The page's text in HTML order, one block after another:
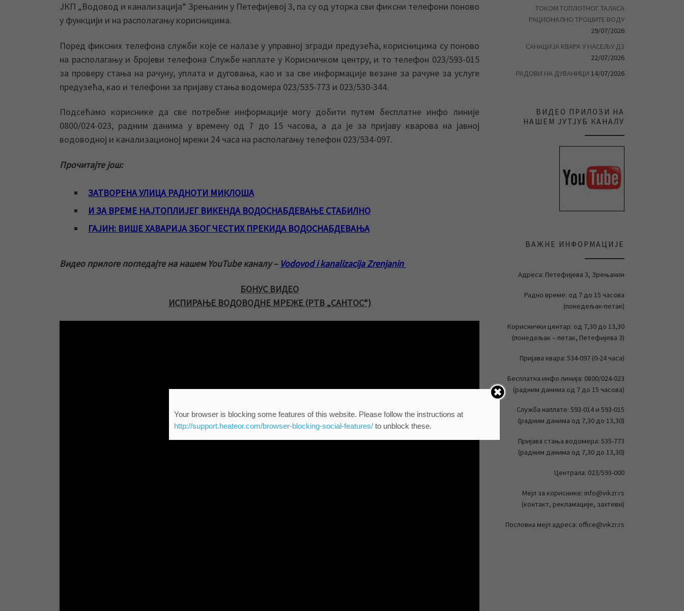
ЈКП „Водовод и канализација“ Зрењанин у Петефијевој 3, па су од уторка сви фиксни телефони поново
у функцији и на располагању корисницима.
Поред фиксних телефона служби које се налазе у управној згради предузећа, корисницима су поново
на располагању и бројеви телефона Службе наплате у Корисничком центру, и то телефон 023/593-015
за проверу стања на рачуну, уплата и дуговања, као и за све информације везане за рачуне за услуге
предузећа, као и телефони за пријаву стања водомера 023/535-773 и 023/530-344.
Подсећамо кориснике да све потребне информације могу добити путем бесплатне инфо линије
0800/024-023, радним данима у времену од 7 до 15 часова, а да је за пријаву кварова на јавној
водоводној и канализационој мрежи 24 часа на располагању телефон 023/534-097.
Прочитајте још:
ЗАТВОРЕНА УЛИЦА РАДНОТИ МИКЛОША
И ЗА ВРЕМЕ НАЈТОПЛИЈЕГ ВИКЕНДА ВОДОСНАБДЕВАЊЕ СТАБИЛНО
ГАЈИН: ВИШЕ ХАВАРИЈА ЗБОГ ЧЕСТИХ ПРЕКИДА ВОДОСНАБДЕВАЊА
Видео прилоге погледајте на нашем YouTube каналу – Vodovod i kanalizacija Zrenjanin
БОНУС ВИДЕО
ИСПИРАЊЕ ВОДОВОДНЕ МРЕЖЕ (РТВ „САНТОС“)
ТОКОМ ТОПЛОТНОГ ТАЛАСА
РАЦИОНАЛНО ТРОШИТЕ ВОДУ
29/07/2026
САНАЦИЈА КВАРА У НАСЕЉУ Д3
22/07/2026
РАДОВИ НА ДУВАНИЦИ 14/07/2026
ВИДЕО ПРИЛОЗИ НА
НАШЕМ ЈУТЈУБ КАНАЛУ
ВАЖНЕ ИНФОРМАЦИЈЕ
Адреса: Петефијева 3, Зрењанин
Радно време: од 7 до 15 часова
(понедељак-петак)
Кориснички центар: од 7,30 до 13,30
(понедељак – петак, Петефијева 3)
Пријава квара: 534-097 (0-24 часа)
Бесплатна инфо линија: 0800/024-023
(радним данима од 7 до 15 часова)
Служба наплате: 593-014 и 593-015
(радним данима од 7,30 до 13,30)
Пријава стања водомера: 535-773
(радним данима од 7,30 до 13,30)
Централа: 023/593-000
Мејл за кориснике: info@vikzr.rs
(контакт, рекламације, захтеви)
Пословна мејл адреса: office@vikzr.rs
Your browser is blocking some features of this website. Please follow the instructions at
http://support.heateor.com/browser-blocking-social-features/to unblock these.